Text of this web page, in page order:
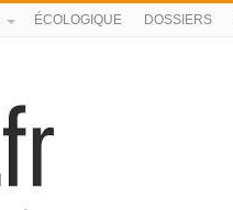
ÉCOLOGIQUE DOSSIERS